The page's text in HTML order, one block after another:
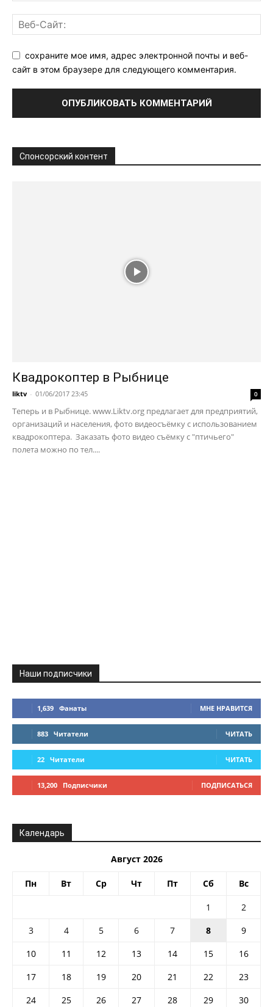
сохраните мое имя, адрес электронной почты и веб-
сайт в этом браузере для следующего комментария.
Спонсорский контент
Квадрокоптер в Рыбнице
liktv - 01/06/2017 23:45 0
Теперь и в Рыбнице. www.Liktv.org предлагает для предприятий,
организаций и населения, фото видеосъёмку с использованием
квадрокоптера. Заказать фото видео съёмку с "птичьего"
полета можно по тел....
Наши подписчики
1,639 Фанаты МНЕ НРАВИТСЯ
883 Читатели ЧИТАТЬ
22 Читатели ЧИТАТЬ
13,200 Подписчики ПОДПИСАТЬСЯ
Календарь
Август 2026
Пн Вт Ср Чт Пт Сб Вс
1
2
3
4 5 6 7 8
9
10
11 12 13 14 15
16
17
18 19 20 21 22
23
24
25 26 27 28 29 30